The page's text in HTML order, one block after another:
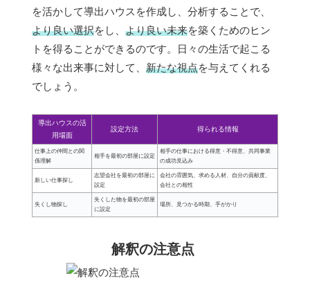
を活かして導出ハウスを作成し、分析することで、
より良い選択をし、 より良い未来を築くためのヒン
トを得ることができるのです。日々の生活で起こる
様々な出来事に対して、 新たな視点を与えてくれる
でしょう。
導出ハウスの活
用場面
設定方法 得られる情報
仕事上の仲間との関
係理解
相手を最初の部屋に設定
相手の仕事における得意・不得意、共同事業
の成功見込み
新しい仕事探し
志望会社を最初の部屋に
設定
会社の雰囲気、求める人材、自分の貢献度、
会社との相性
失くし物探し
失くした物を最初の部屋
に設定
場所、見つかる時期、手がかり
解釈の注意点